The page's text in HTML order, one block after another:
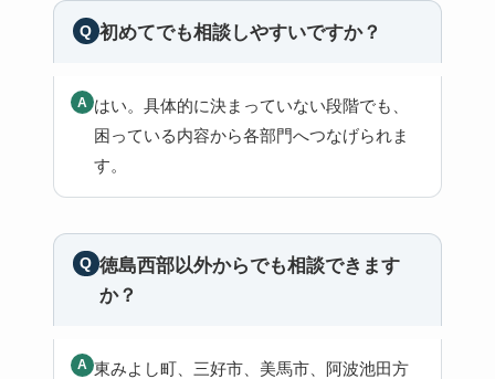
初めてでも相談しやすいですか？
はい。具体的に決まっていない段階でも、
困っている内容から各部門へつなげられま
す。
徳島西部以外からでも相談できます
か？
東みよし町、三好市、美馬市、阿波池田方